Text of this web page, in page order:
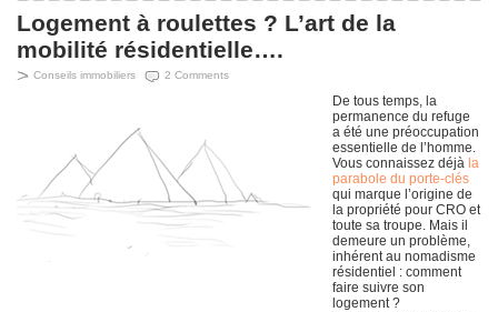
Logement à roulettes ? L’art de la
mobilité résidentielle….
Conseils immobiliers 2 Comments
De tous temps, la
permanence du refuge
a été une préoccupation
essentielle de l’homme.
Vous connaissez déjà la
parabole du porte-clés
qui marque l’origine de
la propriété pour CRO et
toute sa troupe. Mais il
demeure un problème,
inhérent au nomadisme
résidentiel : comment
faire suivre son
logement ?